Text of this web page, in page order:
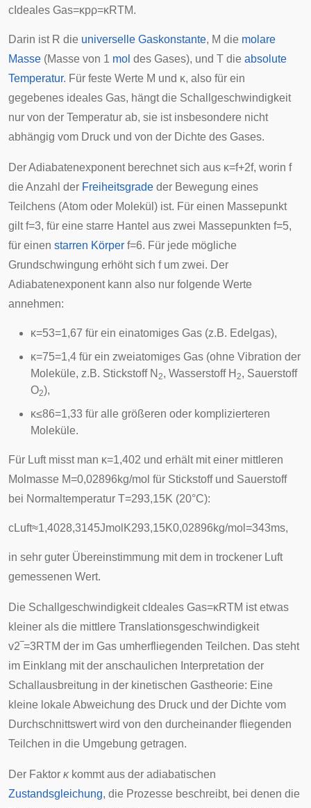
c Ideales Gas=κpρ=κRTM.
Darin ist R die universelle Gaskonstante, M die molare
Masse (Masse von 1 mol des Gases), und T die absolute
Temperatur. Für feste Werte M und κ, also für ein
gegebenes ideales Gas, hängt die Schallgeschwindigkeit
nur von der Temperatur ab, sie ist insbesondere nicht
abhängig vom Druck und von der Dichte des Gases.
DerAdiabatenexponentberechnet sich aus κ=f+2f, worin f
die Anzahl der Freiheitsgrade der Bewegung eines
Teilchens (Atom oder Molekül) ist. Für einen Massepunkt
giltf=3, für eine starre Hantel aus zwei Massepunkten f=5,
für einen starren Körper f=6. Für jede mögliche
Grundschwingung erhöht sich fum zwei. Der
Adiabatenexponent kann also nur folgende Werte
annehmen:
κ=53=1,67 für ein einatomiges Gas (z.B. Edelgas),
κ=75=1,4 für ein zweiatomiges Gas (ohne Vibration der
Moleküle, z.B. Stickstoff N 2, Wasserstoff H 2, Sauerstoff
O2),
κ≤86=1,33 für alle größeren oder komplizierteren
Moleküle.
Für Luft misst man κ=1,402 und erhält mit einer mittleren
Molmasse M=0,02896kg/mo für Stickstoff und Sauerstoff
bei Normaltemperatur T=293,15K (20°C):
cLuft≈1,4028,3145Jmo K293,15K0,02896kg/mo =343ms,
in sehr guter Übereinstimmung mit dem in trockener Luft
gemessenen Wert.
Die Schallgeschwindigkeitc Ideales Gas=κRTM ist etwas
kleiner als die mittlere Translationsgeschwindigkeit
v2 =3RTM der im Gas umherfliegenden Teilchen. Das steht
im Einklang mit der anschaulichen Interpretation der
Schallausbreitung in der kinetischen Gastheorie: Eine
kleine lokale Abweichung des Druck und der Dichte vom
Durchschnittswert wird von den durcheinander fliegenden
Teilchen in die Umgebung getragen.
Der Faktor κkommt aus der adiabatischen
Zustandsgleichung, die Prozesse beschreibt, bei denen die